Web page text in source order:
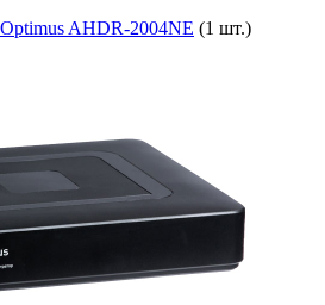
AHDR-2004NE (1 шт.)